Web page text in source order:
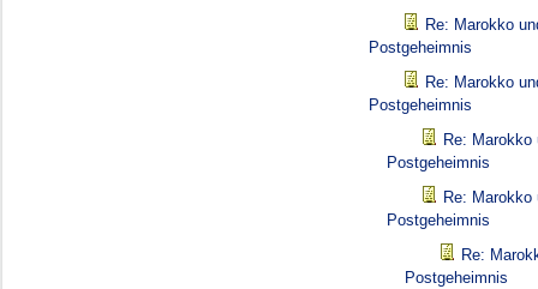
Re: Marokko
Postgeheimnis
Re: Marokko
Postgeheimnis
Re: Marokko
Postgeheimnis
Re: Marokko
Postgeheimnis
Re:
Postgeheimnis